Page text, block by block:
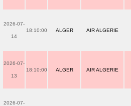
2026-07-
14
18:10:00 ALGER AIR ALGERIE
2026-07-
13
18:10:00 ALGER AIR ALGERIE
2026-07-